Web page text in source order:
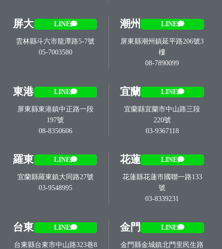
屏大 LINE
雲林縣斗六市龍潭路5-7號
05-7003580
潮州 LINE
屏東縣潮州鎮延平路206號3
樓
08-7890099
東港 LINE
屏東縣東港鎮中正路一段
197號
08-8350606
宜蘭 LINE
宜蘭縣宜蘭市中山路三段
220號
03-9367118
羅東 LINE
宜蘭縣羅東鎮大同路27號
03-9548995
花蓮 LINE
花蓮縣花蓮市國聯一路133
號
03-8339231
台東 LINE
台東縣台東市中山路323巷8
金門 LINE
金門縣金城鎮北門里民生路